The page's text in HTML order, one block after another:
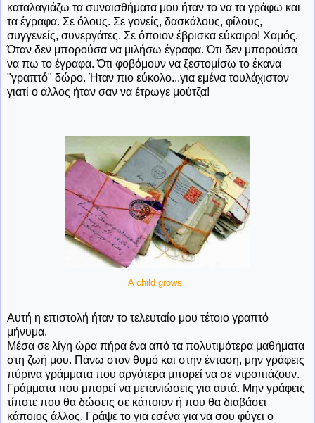
καταλαγιάζω τα συναισθήματα μου ήταν το να τα γράφω και
τα έγραφα. Σε όλους. Σε γονείς, δασκάλους, φίλους,
συγγενείς, συνεργάτες. Σε όποιον έβρισκα εύκαιρο! Χαμός.
Όταν δεν μπορούσα να μιλήσω έγραφα. Ότι δεν μπορούσα
να πω το έγραφα. Ότι φοβόμουν να ξεστομίσω το έκανα
"γραπτό" δώρο. Ήταν πιο εύκολο...για εμένα τουλάχιστον
γιατί ο άλλος ήταν σαν να έτρωγε μούτζα!
A child grows
Αυτή η επιστολή ήταν το τελευταίο μου τέτοιο γραπτό
μήνυμα.
Μέσα σε λίγη ώρα πήρα ένα από τα πολυτιμότερα μαθήματα
στη ζωή μου. Πάνω στον θυμό και στην ένταση, μην γράφεις
πύρινα γράμματα που αργότερα μπορεί να σε ντροπιάζουν.
Γράμματα που μπορεί να μετανιώσεις για αυτά. Μην γράφεις
τίποτε που θα δώσεις σε κάποιον ή που θα διαβάσει
κάποιος άλλος. Γράψε το για εσένα για να σου φύγει ο